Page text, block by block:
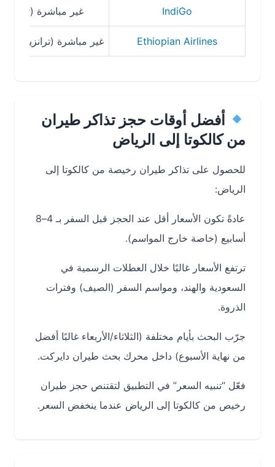
IndiGo غير مباشرة (ترانزيت)
Ethiopian Airlines غير مباشرة (ترانزيت أديس أبابا)
أفضل أوقات حجز تذاكر طيران
من كالكوتا إلى الرياض
للحصول على تذاكر طيران رخيصة من كالكوتا إلى
الرياض:
عادةً تكون الأسعار أقل عند الحجز قبل السفر بـ 4–8
أسابيع (خاصة خارج المواسم).
ترتفع الأسعار غالبًا خلال العطلات الرسمية في
السعودية والهند، ومواسم السفر (الصيف) وفترات
الذروة.
جرّب البحث بأيام مختلفة (الثلاثاء/الأربعاء غالبًا أفضل
من نهاية الأسبوع) داخل محرك بحث طيران دايركت.
فعّل “تنبيه السعر” في التطبيق لتقتنص حجز طيران
رخيص من كالكوتا إلى الرياض عندما ينخفض السعر.